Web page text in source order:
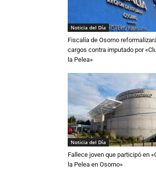
Noticia del Día
Fiscalía de Osorno
cargos contra imputado por
la Pelea»
Noticia del Día
Fallece joven que participó en
la Pelea en Osorno»